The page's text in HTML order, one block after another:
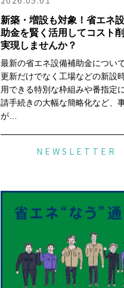
新築・増設も対象！省エネ
助金を賢く活用してコスト
実現しませんか？
最新の省エネ設備補助金につい
更新だけでなく工場などの新設
用できる特別な枠組みや番指定
請手続きの大幅な簡略化など、
が…
NEWSLETTER